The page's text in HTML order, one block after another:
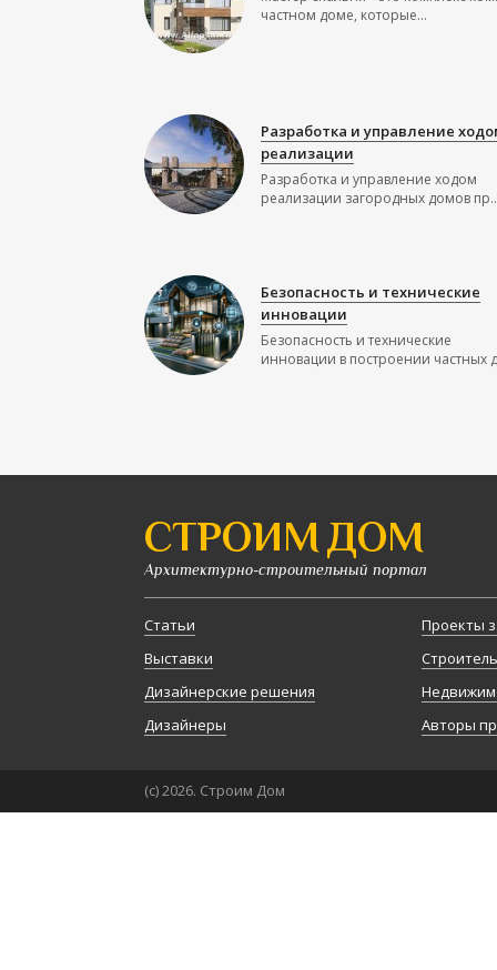
частном доме, которые...
Разработка и управление
реализации
Разработка и управление ходом
реализации загородных домов
Безопасность и технические
инновации
Безопасность и технические
инновации в построении частных
СТРОИМ ДОМ
Архитектурно-строительный портал
Статьи
Выставки
Дизайнерские решения
Дизайнеры
Проекты
Авторы
(с) 2026. Строим Дом